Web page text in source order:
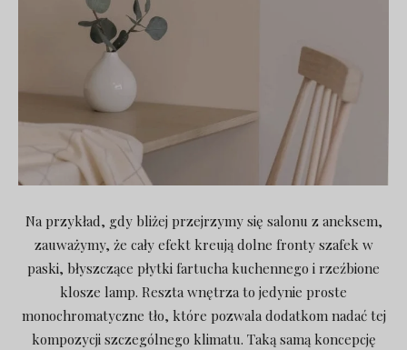
Na przykład, gdy bliżej przejrzymy się salonu z aneksem,
zauważymy, że cały efekt kreują dolne fronty szafek w
paski, błyszczące płytki fartucha kuchennego i rzeźbione
klosze lamp. Reszta wnętrza to jedynie proste
monochromatyczne tło, które pozwala dodatkom nadać tej
kompozycji szczególnego klimatu. Taką samą koncepcję